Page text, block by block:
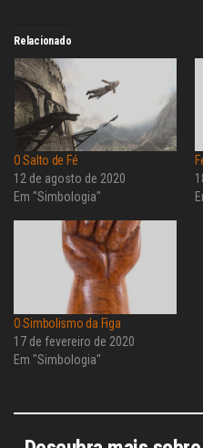
Relacionado
O Salto de Fé
12 de agosto de 2020
Em "Simbologia"
O Simbolismo da Figa
17 de fevereiro de 2020
Em "Simbologia"